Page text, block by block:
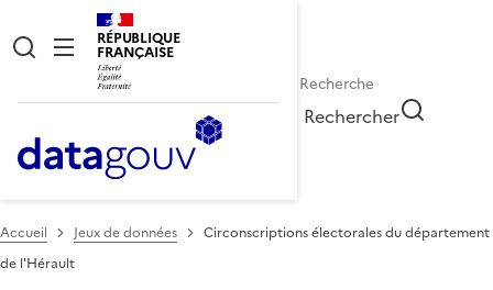
RÉPUBLIQUE
FRANÇAISE
Rechercher
Accueil Jeux de données
Circonscriptions électorales du département
de l'Hérault